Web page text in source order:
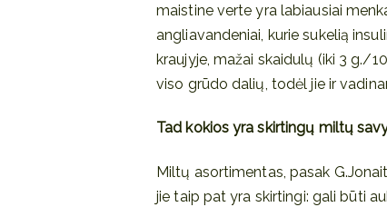
maistine verte yra labiausiai
angliavandeniai, kurie sukelią
kraujyje, mažai skaidulų (iki 3 g./
viso grūdo dalių, todėl jie ir
Tad kokios yra skirtingų miltų
Miltų asortimentas, pasak
jie taip pat yra skirtingi: gali būti